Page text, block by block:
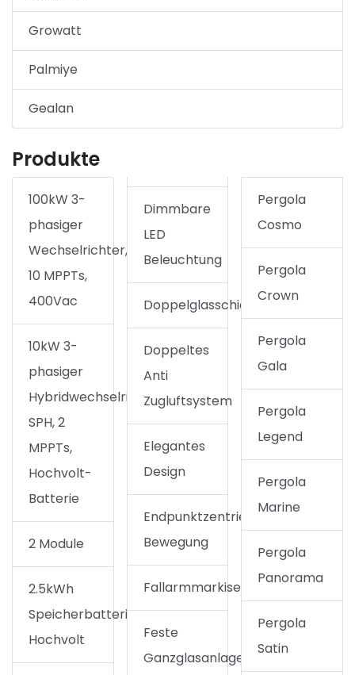
Growatt
Palmiye
Gealan
Produkte
100kW 3-
phasiger
Wechselrichter,
10 MPPTs,
400Vac
10kW 3-
phasiger
Hybridwechselrichter
SPH, 2
MPPTs,
Hochvolt-
Batterie
2 Module
2.5kWh
Speicherbatterie
Hochvolt
Dimmbare
LED
Beleuchtung
Doppelglasschiebetür
Doppeltes
Anti
Zugluftsystem
Elegantes
Design
Endpunktzentrierte
Bewegung
Fallarmmarkise
Feste
Ganzglasanlagen
Pergola
Cosmo
Pergola
Crown
Pergola
Gala
Pergola
Legend
Pergola
Marine
Pergola
Panorama
Pergola
Satin